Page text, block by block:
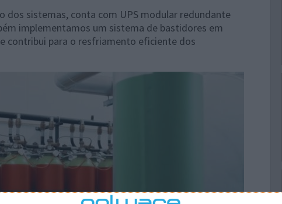
dos sistemas, conta com UPS modular redundante
implementamos um sistema de bastidores em
contribui para o resfriamento eficiente dos